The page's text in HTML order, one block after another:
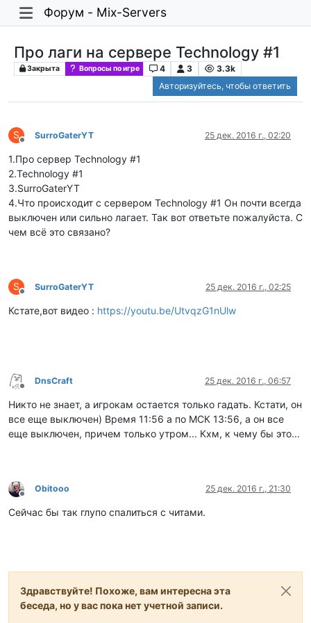
Форум - Mix-Servers
Про лаги на сервере Technology #1
Закрыта Вопросы по игре 4 3
3.3k
Авторизуйтесь, чтобы ответить
S
Не в сети
SurroGaterYT 25 дек. 2016 г., 02:20
1.Про сервер Technology #1
2.Technology #1
3.SurroGaterYT
4.Что происходит с сервером Technology #1 Он почти всегда
выключен или сильно лагает. Так вот ответьте пожалуйста. С
чем всё это связано?
S
Не в сети
SurroGaterYT 25 дек. 2016 г., 02:25
Кстате,вот видео : https://youtu.be/UtvqzG1nUlw
Не в сети
DnsCraft 25 дек. 2016 г., 06:57
Никто не знает, а игрокам остается только гадать. Кстати, он
все еще выключен) Время 11:56 а по МСК 13:56, а он все
еще выключен, причем только утром... Кхм, к чему бы это...
Не в сети
Obitooo 25 дек. 2016 г., 21:30
Сейчас бы так глупо спалиться с читами.
Здравствуйте! Похоже, вам интересна эта
беседа, но у вас пока нет учетной записи.